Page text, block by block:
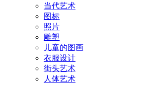
当代艺术
图标
照片
雕塑
儿童的图画
衣服设计
街头艺术
人体艺术